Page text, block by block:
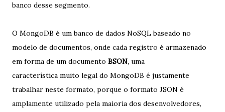
banco desse segmento.
O MongoDB é um banco de dados NoSQL baseado no
modelo de documentos, onde cada registro é armazenado
em forma de um documento BSON, uma
característica muito legal do MongoDB é justamente
trabalhar neste formato, porque o formato JSON é
amplamente utilizado pela maioria dos desenvolvedores,